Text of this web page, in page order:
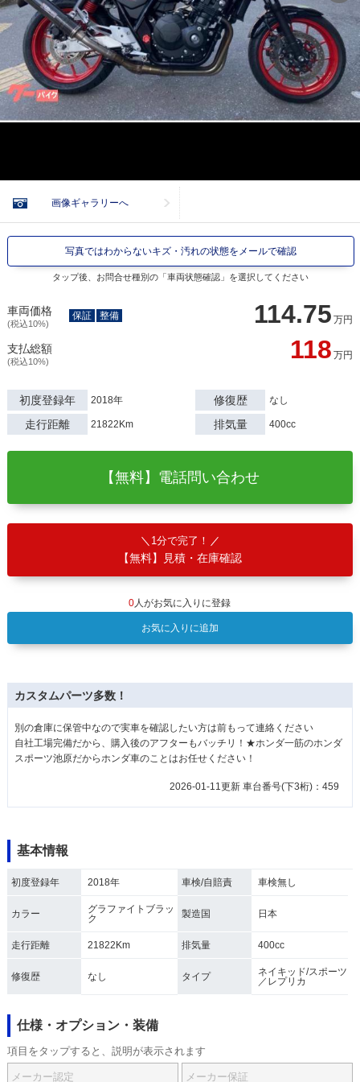
画像ギャラリーへ
写真ではわからないキズ・汚れの状態をメールで確認
タップ後、お問合せ種別の「車両状態確認」を選択してください
車両価格
(税込10%) 114.75 万円
保証 整備
支払総額
(税込10%) 118 万円
初度登録年 2018年 修復歴 なし
走行距離 21822Km 排気量 400cc
【無料】電話問い合わせ
1分で完了！
【無料】見積・在庫確認
0人がお気に入りに登録
お気に入りに追加
カスタムパーツ多数！
別の倉庫に保管中なので実車を確認したい方は前もって連絡ください
自社工場完備だから、購入後のアフターもバッチリ！★ホンダ一筋のホンダ
スポーツ池原だからホンダ車のことはお任せください！
2026-01-11更新 車台番号(下3桁)：459
基本情報
初度登録年 2018年 車検/自賠責 車検無し
カラー
グラファイトブラッ
ク
製造国 日本
走行距離 21822Km 排気量 400cc
修復歴 なし タイプ
ネイキッド/スポーツ
／レプリカ
仕様・オプション・装備
項目をタップすると、説明が表示されます
メーカー認定 メーカー保証